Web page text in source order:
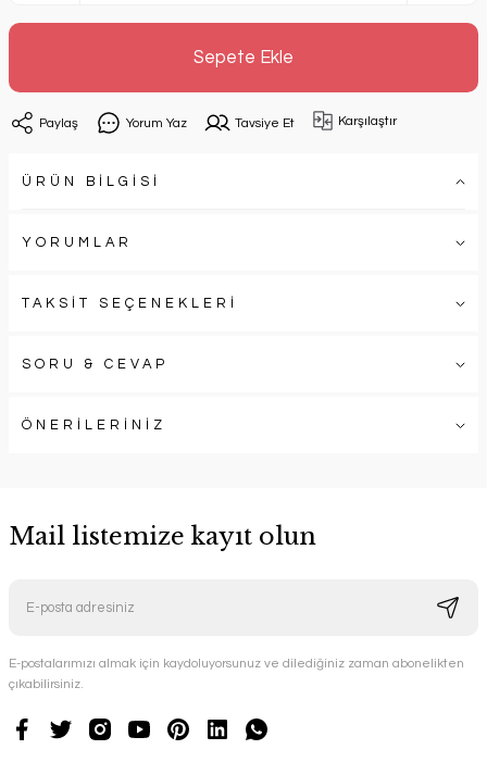
Sepete Ekle
Paylaş Yorum Yaz Tavsiye Et Karşılaştır
ÜRÜN BİLGİSİ
YORUMLAR
TAKSİT SEÇENEKLERİ
SORU & CEVAP
ÖNERİLERİNİZ
Mail listemize kayıt olun
E-postalarımızı almak için kaydoluyorsunuz ve dilediğiniz zaman abonelikten
çıkabilirsiniz.